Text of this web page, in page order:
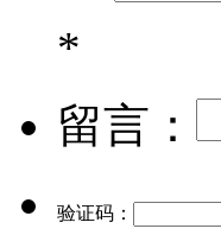
*
留言：
验证码：